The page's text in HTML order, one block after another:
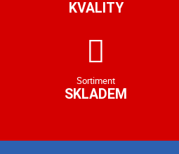
KVALITY
Sortiment
SKLADEM